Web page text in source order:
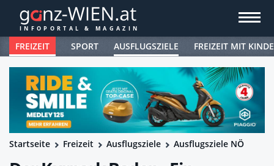
FREIZEIT SPORT AUSFLUGSZIELE FREIZEIT MIT
Startseite Freizeit Ausflugsziele Ausflugsziele NÖ